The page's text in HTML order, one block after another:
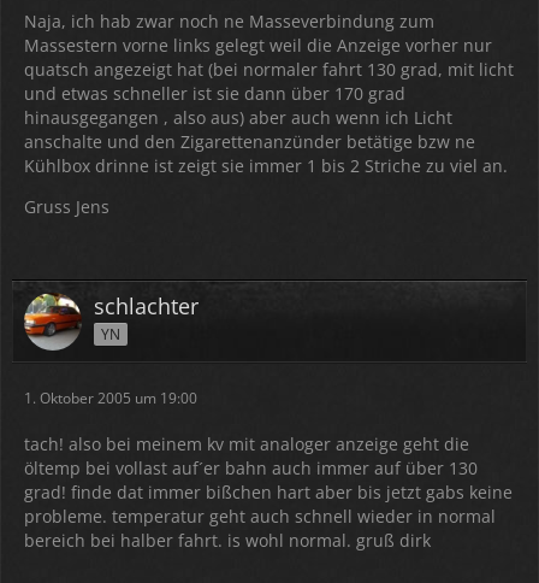
Naja, ich hab zwar noch ne Masseverbindung zum
Massestern vorne links gelegt weil die Anzeige vorher nur
quatsch angezeigt hat (bei normaler fahrt 130 grad, mit licht
und etwas schneller ist sie dann über 170 grad
hinausgegangen , also aus) aber auch wenn ich Licht
anschalte und den Zigarettenanzünder betätige bzw ne
Kühlbox drinne ist zeigt sie immer 1 bis 2 Striche zu viel an.
Gruss Jens
schlachter
YN
1. Oktober 2005 um 19:00
tach! also bei meinem kv mit analoger anzeige geht die
öltemp bei vollast auf´er bahn auch immer auf über 130
grad! finde dat immer bißchen hart aber bis jetzt gabs keine
probleme. temperatur geht auch schnell wieder in normal
bereich bei halber fahrt. is wohl normal. gruß dirk